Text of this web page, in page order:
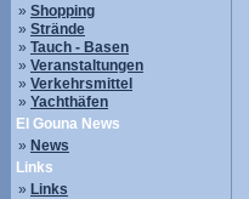
» Shopping
» Strände
» Tauch - Basen
» Veranstaltungen
» Verkehrsmittel
» Yachthäfen
El Gouna News
» News
Links
» Links